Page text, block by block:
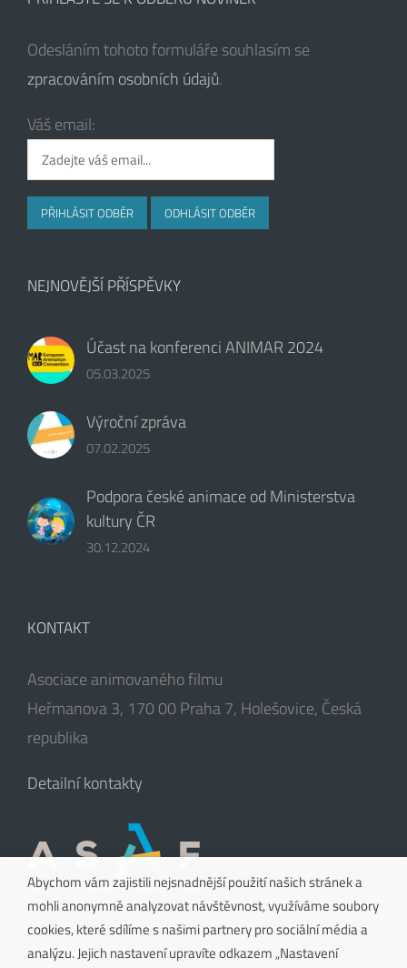
Odesláním tohoto formuláře souhlasím se
zpracováním osobních údajů.
Váš email:
NEJNOVĚJŠÍ PŘÍSPĚVKY
Účast na konferenci ANIMAR 2024
05.03.2025
Výroční zpráva
07.02.2025
Podpora české animace od Ministerstva
kultury ČR
30.12.2024
KONTAKT
Asociace animovaného filmu
Heřmanova 3, 170 00 Praha 7, Holešovice, Česká
republika
Detailní kontakty
Abychom vám zajistili nejsnadnější použití našich stránek a
mohli anonymně analyzovat návštěvnost, využíváme soubory
cookies, které sdílíme s našimi partnery pro sociální média a
analýzu. Jejich nastavení upravíte odkazem „Nastavení